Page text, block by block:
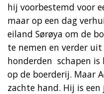
hij voorbestemd voor
maar op een dag
eiland Sørøya om de
te nemen en verder
honderden schapen
op de boerderij. Maar
zachte hand. Hij is